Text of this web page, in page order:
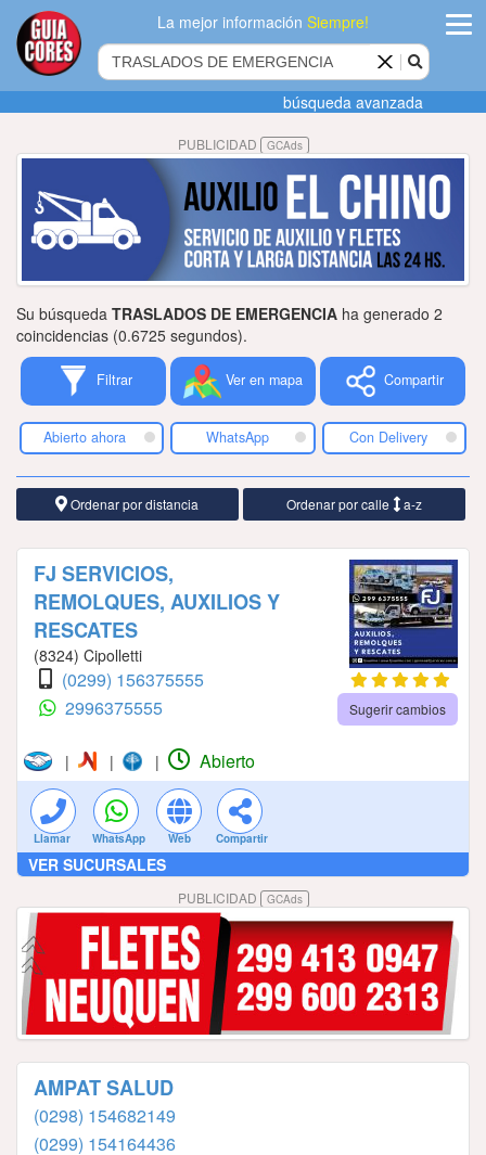
La mejor informaciónSiempre!
Agregar
empresa
Actualizar
Publicidad
Tiendacores
Contactenos
búsqueda avanzada
PUBLICIDAD GCAds
Su búsqueda TRASLADOS DE EMERGENCIA ha generado 2
coincidencias (0.6725 segundos).
Filtrar Ver en mapa Compartir
Abierto ahora WhatsApp Con Delivery
Ordenar por distancia Ordenar por calle a-z
FJ SERVICIOS,
REMOLQUES, AUXILIOS Y
RESCATES
(8324) Cipolletti
(0299) 156375555
2996375555
Sugerir cambios
| | | Abierto
Llamar WhatsApp Web Compartir
VER SUCURSALES
PUBLICIDAD GCAds
AMPAT SALUD
(0298) 154682149
(0299) 154164436